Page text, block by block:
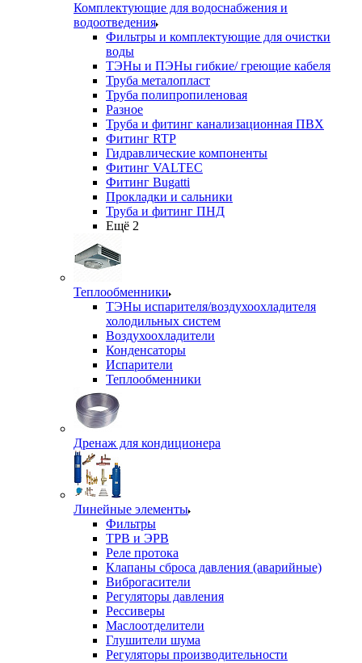
Комплектующие для водоснабжения и
водоотведения
Фильтры и комплектующие для очистки
воды
ТЭНы и ПЭНы гибкие/ греющие кабеля
Труба металопласт
Труба полипропиленовая
Разное
Труба и фитинг канализационная ПВХ
Фитинг RTP
Гидравлические компоненты
Фитинг VALTEC
Фитинг Bugatti
Прокладки и сальники
Труба и фитинг ПНД
Ещё 2
Теплообменники
ТЭНы испарителя/воздухоохладителя
холодильных систем
Воздухоохладители
Конденсаторы
Испарители
Теплообменники
Дренаж для кондиционера
Линейные элементы
Фильтры
ТРВ и ЭРВ
Реле протока
Клапаны сброса давления (аварийные)
Виброгасители
Регуляторы давления
Рессиверы
Маслоотделители
Глушители шума
Регуляторы производительности